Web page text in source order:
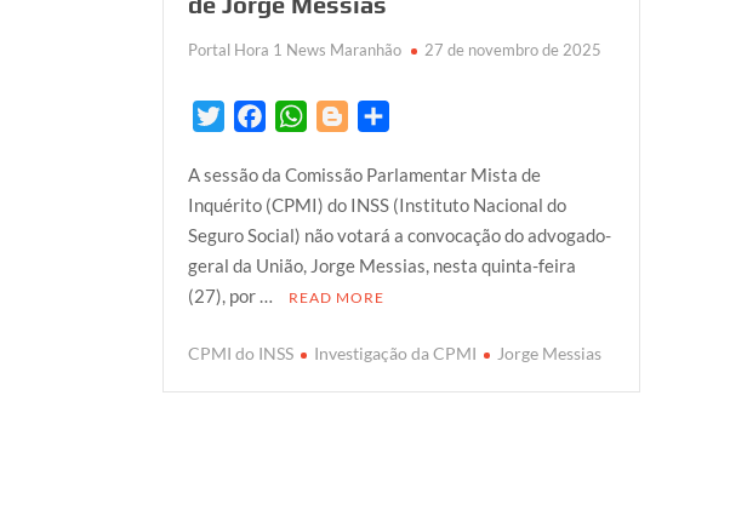
Portal Hora 1 News Maranhão 27 de novembro de 2025
i
t
t
e
r
c
e
b
o
o
W
a
t
s
A
p
o
g
g
e
r
a
r
e
A sessão da Comissão Parlamentar Mista de
Inquérito (CPMI) do INSS (Instituto Nacional do
Seguro Social) não votará a convocação do advogado-
geral da União, Jorge Messias, nesta quinta-feira
(27), por …
READ MORE
CPMI do INSS Investigação da CPMI Jorge Messias